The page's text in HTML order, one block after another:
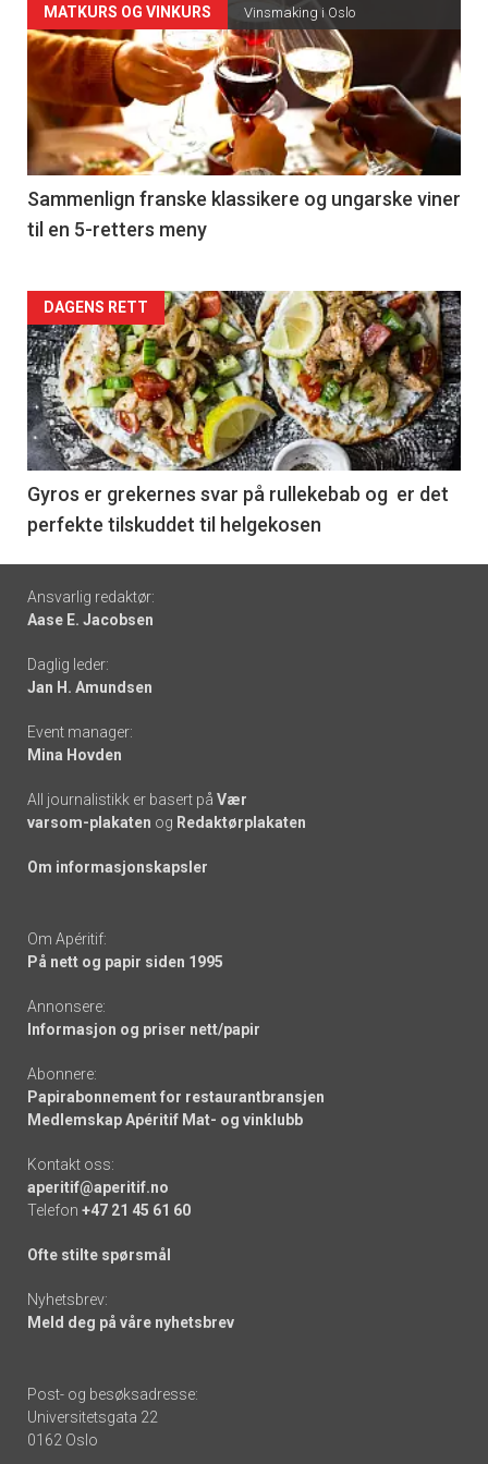
Forsiden
akkurat
nå
-
5
MATKURS OG VINKURS Vinsmaking i Oslo
Sammenlign franske klassikere og ungarske viner
til en 5-retters meny
Forsiden
akkurat
nå
-
6
DAGENS RETT
Gyros er grekernes svar på rullekebab og er det
perfekte tilskuddet til helgekosen
Footer
-
links
Ansvarlig redaktør:
Aase E. Jacobsen
Daglig leder:
Jan H. Amundsen
Event manager:
Mina Hovden
All journalistikk er basert på Vær
varsom-plakaten og Redaktørplakaten
Om informasjonskapsler
Om Apéritif:
På nett og papir siden 1995
Annonsere:
Informasjon og priser nett/papir
Abonnere:
Papirabonnement for restaurantbransjen
Medlemskap Apéritif Mat- og vinklubb
Kontakt oss:
aperitif@aperitif.no
Telefon +47 21 45 61 60
Ofte stilte spørsmål
Nyhetsbrev:
Meld deg på våre nyhetsbrev
Post- og besøksadresse:
Universitetsgata 22
0162 Oslo